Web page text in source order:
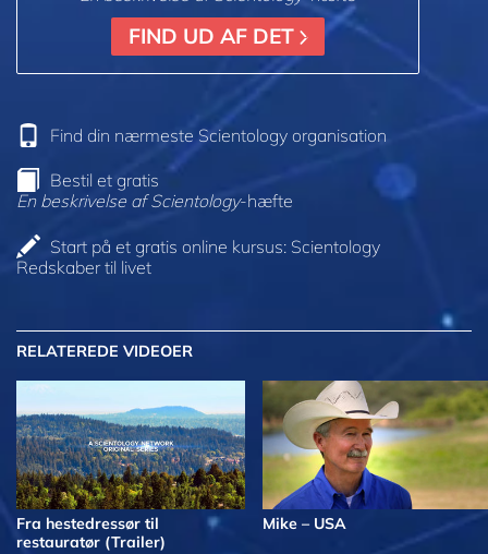
FIND UD AF DET
Find din nærmeste Scientology organisation
Bestil et gratis
En beskrivelse af Scientology-hæfte
Start på et gratis online kursus: Scientology
Redskaber til livet
RELATEREDE VIDEOER
Fra hestedressør til
restauratør (Trailer)
Mike – USA